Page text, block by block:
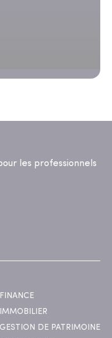
les professionnels
FINANCE
IMMOBILIER
GESTION DE PATRIMOINE